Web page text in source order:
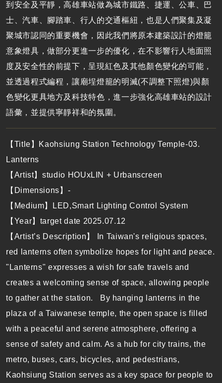
到安全及平靜，高雄車站做為城市鐵路、捷運、公車、巴
士、汽車、腳踏車、行人的交通樞紐，也是人們聚集及凝
聚城市認同的重要機會，因此我們將原本建築設計的燈籠
意象燈具，做部分更進一步的優化，在不影響行人地面照
度及安全性的前提下，呈現紅色及其他顏色變化的可能，
並透過程式編程，讓廟埕燈籠的明滅(不調整下照燈)與顏
色變化更具地方及科技特色，進一步強化高雄車站的設計
語彙，並提供寧靜祥和的氛圍。
【Title】Kaohsiung Station Technology Temple-03.
Lanterns
【Artist】studio HOUxLIN + Urbanscreen
【Dimensions】-
【Medium】LED,Smart Lighting Control System
【Year】target date 2025.07.12
【Artist’s Description】 In Taiwan's religious spaces,
red lanterns often symbolize hopes for light and peace.
"Lanterns" expresses a wish for safe travels and
creates a welcoming sense of space, allowing people
to gather at the station. By hanging lanterns in the
plaza of a Taiwanese temple, the open space is filled
with a peaceful and serene atmosphere, offering a
sense of safety and calm. As a hub for city trains, the
metro, buses, cars, bicycles, and pedestrians,
Kaohsiung Station serves as a key space for people to